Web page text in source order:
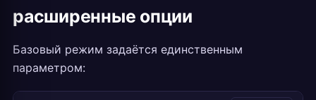
расширенные опции
Базовый режим задаётся единственным
параметром: